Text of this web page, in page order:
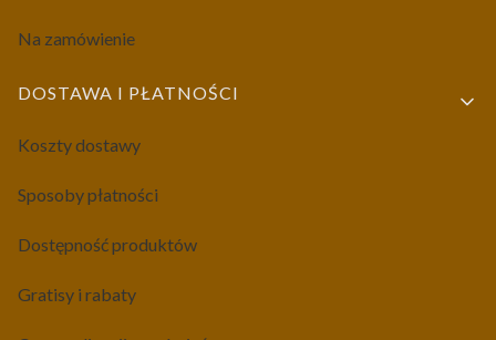
Na zamówienie
DOSTAWA I PŁATNOŚCI
Koszty dostawy
Sposoby płatności
Dostępność produktów
Gratisy i rabaty